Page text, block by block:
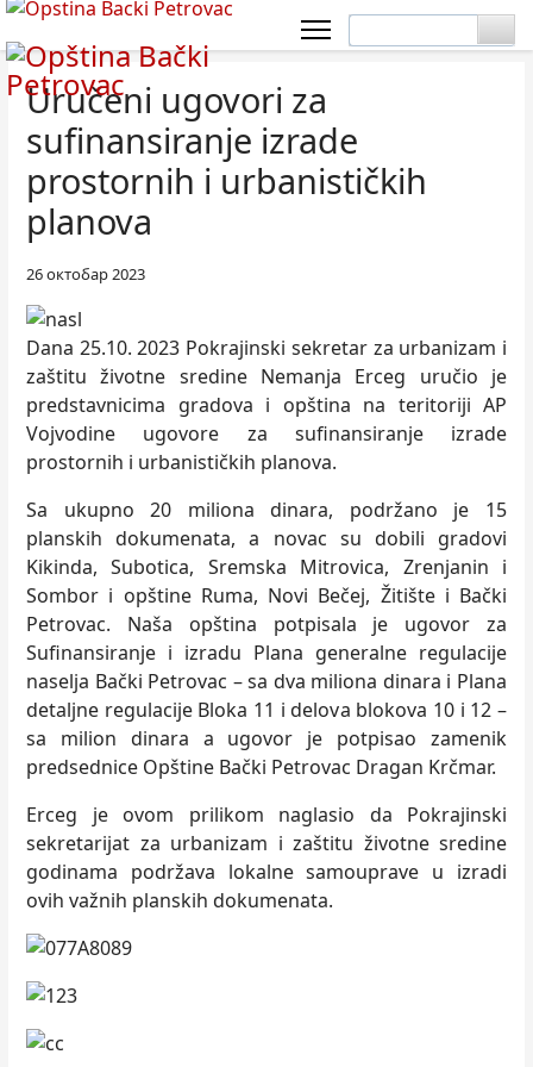
Uručeni ugovori za
sufinansiranje izrade
prostornih i urbanističkih
planova
26 октобар 2023
Dana 25.10. 2023 Pokrajinski sekretar za urbanizam i
zaštitu životne sredine Nemanja Erceg uručio je
predstavnicima gradova i opština na teritoriji AP
Vojvodine ugovore za sufinansiranje izrade
prostornih i urbanističkih planova.
Sa ukupno 20 miliona dinara, podržano je 15
planskih dokumenata, a novac su dobili gradovi
Kikinda, Subotica, Sremska Mitrovica, Zrenjanin i
Sombor i opštine Ruma, Novi Bečej, Žitište i Bački
Petrovac. Naša opština potpisala je ugovor za
Sufinansiranje i izradu Plana generalne regulacije
naselјa Bački Petrovac – sa dva miliona dinara i Plana
detalјne regulacije Bloka 11 i delova blokova 10 i 12 –
sa milion dinara a ugovor je potpisao zamenik
predsednice Opštine Bački Petrovac Dragan Krčmar.
Erceg je ovom prilikom naglasio da Pokrajinski
sekretarijat za urbanizam i zaštitu životne sredine
godinama podržava lokalne samouprave u izradi
ovih važnih planskih dokumenata.